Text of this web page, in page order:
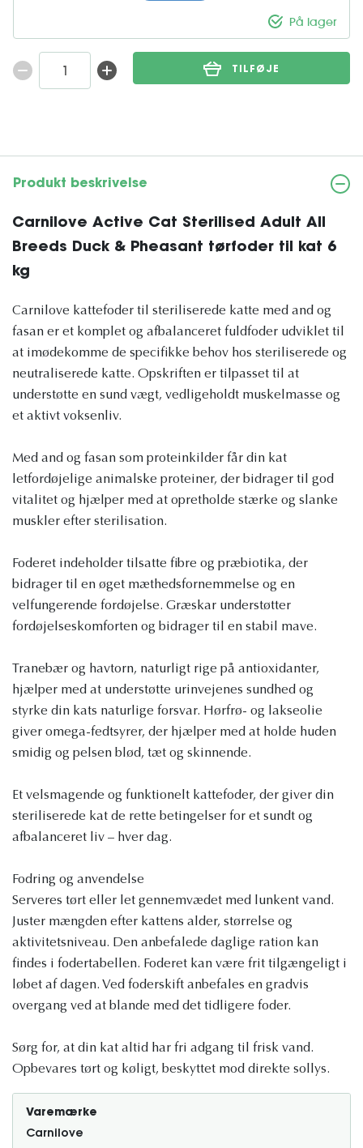
På lager
TILFØJE
Produkt beskrivelse
Carnilove Active Cat Sterilised Adult All
Breeds Duck & Pheasant tørfoder til kat 6
kg
Carnilove kattefoder til steriliserede katte med and og
fasan er et komplet og afbalanceret fuldfoder udviklet til
at imødekomme de specifikke behov hos steriliserede og
neutraliserede katte. Opskriften er tilpasset til at
understøtte en sund vægt, vedligeholdt muskelmasse og
et aktivt voksenliv.
Med and og fasan som proteinkilder får din kat
letfordøjelige animalske proteiner, der bidrager til god
vitalitet og hjælper med at opretholde stærke og slanke
muskler efter sterilisation.
Foderet indeholder tilsatte fibre og præbiotika, der
bidrager til en øget mæthedsfornemmelse og en
velfungerende fordøjelse. Græskar understøtter
fordøjelseskomforten og bidrager til en stabil mave.
Tranebær og havtorn, naturligt rige på antioxidanter,
hjælper med at understøtte urinvejenes sundhed og
styrke din kats naturlige forsvar. Hørfrø- og lakseolie
giver omega-fedtsyrer, der hjælper med at holde huden
smidig og pelsen blød, tæt og skinnende.
Et velsmagende og funktionelt kattefoder, der giver din
steriliserede kat de rette betingelser for et sundt og
afbalanceret liv – hver dag.
Fodring og anvendelse
Serveres tørt eller let gennemvædet med lunkent vand.
Juster mængden efter kattens alder, størrelse og
aktivitetsniveau. Den anbefalede daglige ration kan
findes i fodertabellen. Foderet kan være frit tilgængeligt i
løbet af dagen. Ved foderskift anbefales en gradvis
overgang ved at blande med det tidligere foder.
Sørg for, at din kat altid har fri adgang til frisk vand.
Opbevares tørt og køligt, beskyttet mod direkte sollys.
Varemærke
Carnilove